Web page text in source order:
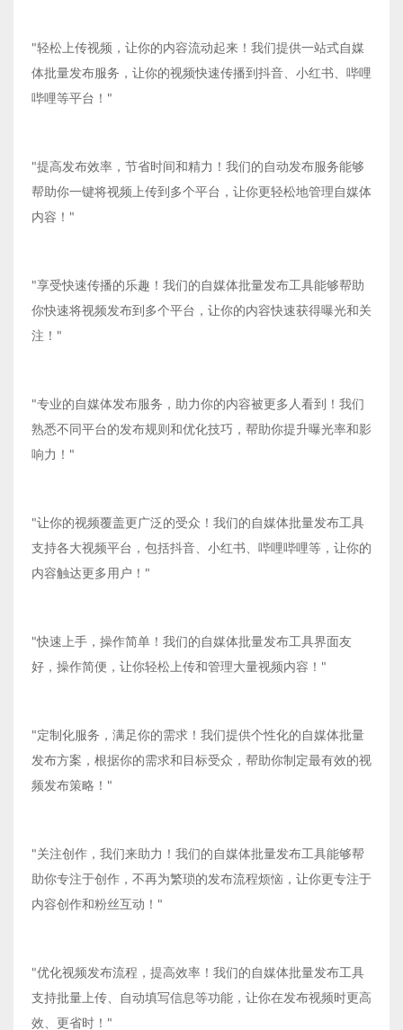
"轻松上传视频，让你的内容流动起来！我们提供一站式自媒
体批量发布服务，让你的视频快速传播到抖音、小红书、哔哩
哔哩等平台！"
"提高发布效率，节省时间和精力！我们的自动发布服务能够
帮助你一键将视频上传到多个平台，让你更轻松地管理自媒体
内容！"
"享受快速传播的乐趣！我们的自媒体批量发布工具能够帮助
你快速将视频发布到多个平台，让你的内容快速获得曝光和关
注！"
"专业的自媒体发布服务，助力你的内容被更多人看到！我们
熟悉不同平台的发布规则和优化技巧，帮助你提升曝光率和影
响力！"
"让你的视频覆盖更广泛的受众！我们的自媒体批量发布工具
支持各大视频平台，包括抖音、小红书、哔哩哔哩等，让你的
内容触达更多用户！"
"快速上手，操作简单！我们的自媒体批量发布工具界面友
好，操作简便，让你轻松上传和管理大量视频内容！"
"定制化服务，满足你的需求！我们提供个性化的自媒体批量
发布方案，根据你的需求和目标受众，帮助你制定最有效的视
频发布策略！"
"关注创作，我们来助力！我们的自媒体批量发布工具能够帮
助你专注于创作，不再为繁琐的发布流程烦恼，让你更专注于
内容创作和粉丝互动！"
"优化视频发布流程，提高效率！我们的自媒体批量发布工具
支持批量上传、自动填写信息等功能，让你在发布视频时更高
效、更省时！"